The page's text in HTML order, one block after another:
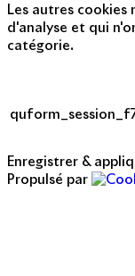
Les autres cookies
d'analyse et qui
catégorie.
Enregistrer &
Propulsé par